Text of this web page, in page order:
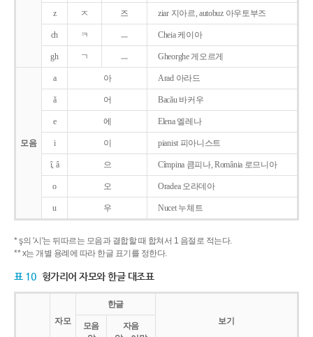
z ㅈ 즈 ziar 지아르, autobuz 아우토부즈
ch ㅋ ㅡ Cheia 케이아
gh ㄱ ㅡ Gheorghe 게오르게
모음
a 아 Arad 아라드
ǎ 어 Bacǎu 바커우
e 에 Elena 엘레나
i 이 pianist 피아니스트
î, â 으 Cîmpina 큼피나, România 로므니아
o 오 Oradea 오라데아
u 우 Nucet 누체트
* ş의 '시'는 뒤따르는 모음과 결합할 때 합쳐서 1 음절로 적는다.
** x는 개별 용례에 따라 한글 표기를 정한다.
표 10 헝가리어 자모와 한글 대조표
자모
한글
보기
모음
자음